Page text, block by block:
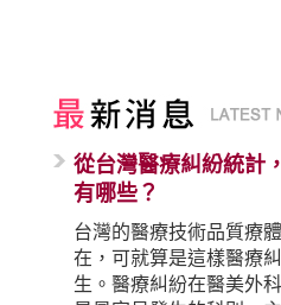
從台灣醫療糾紛統計
有哪些？
台灣的醫療技術品質療
在，可就算是這樣醫療
生。醫療糾紛在醫美外